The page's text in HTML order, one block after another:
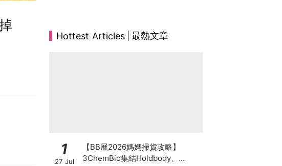
Hottest Articles 最熱文章
1
27 Jul
【BB展2026媽媽掃貨攻略】
3ChemBio集結Holdbody、